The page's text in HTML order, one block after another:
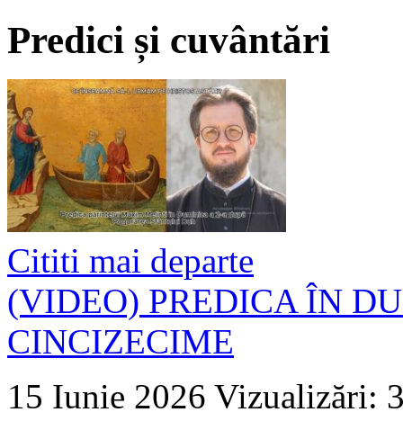
Predici și cuvântări
Cititi mai departe
(VIDEO) PREDICA ÎN
CINCIZECIME
15 Iunie 2026 Vizualizări: